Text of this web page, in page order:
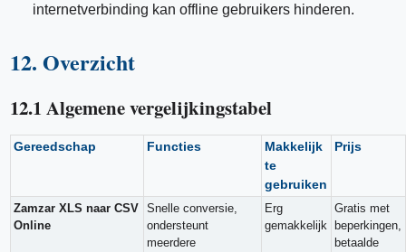
internetverbinding kan offline gebruikers hinderen.
12. Overzicht
12.1 Algemene vergelijkingstabel
Gereedschap Functies
Makkelijk
te
gebruiken
Prijs
Zamzar XLS naar CSV
Online
Snelle conversie,
ondersteunt
meerdere
Erg
gemakkelijk
Gratis met
beperkingen,
betaalde